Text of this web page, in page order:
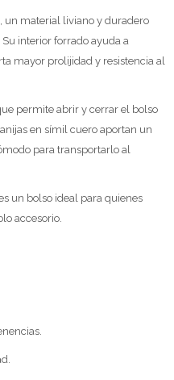
un material liviano y duradero
interior forrado ayuda a
mayor prolijidad y resistencia al
permite abrir y cerrar el bolso
en símil cuero aportan un
para transportarlo al
un bolso ideal para quienes
accesorio.